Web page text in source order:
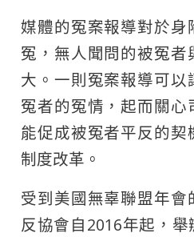
媒體的冤案報導對於
冤，無人聞問的被冤
大。一則冤案報導可
冤者的冤情，起而關
能促成被冤者平反的
制度改革。
受到美國無辜聯盟年
反協會自2016年起，舉